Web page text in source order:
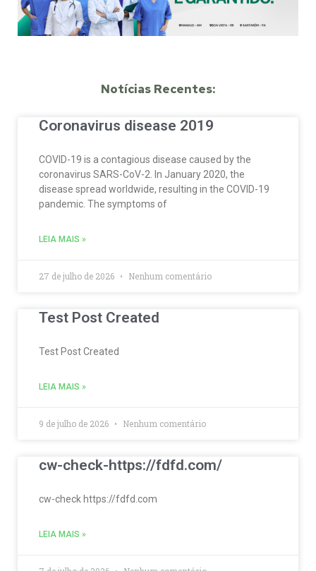
Notícias Recentes:
Coronavirus disease 2019
COVID-19 is a contagious disease caused by the
coronavirus SARS-CoV-2. In January 2020, the
disease spread worldwide, resulting in the COVID-19
pandemic. The symptoms of
LEIA MAIS »
27 de julho de 2026 Nenhum comentário
Test Post Created
Test Post Created
LEIA MAIS »
9 de julho de 2026 Nenhum comentário
cw-check-https://fdfd.com/
cw-check https://fdfd.com
LEIA MAIS »